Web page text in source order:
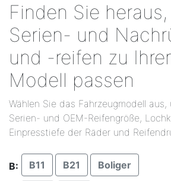
Finden Sie
Serien- und
und -reifen zu
Modell passen
Wählen Sie das Fahrzeugmodell aus,
Serien- und OEM-Reifengröße,
Einpresstiefe der Räder und
B: B11 B21 Boliger